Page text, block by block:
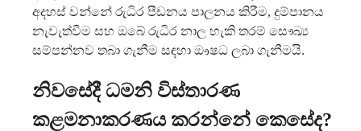
අදහස් වන්නේ රුධිර පීඩනය පාලනය කිරීම, දුම්පානය
නැවැත්වීම සහ ඔබේ රුධිර නාල හැකි තරම් සෞඛ්‍ය
සම්පන්නව තබා ගැනීම සඳහා ඖෂධ ලබා ගැනීමයි.
නිවසේදී ධමනි විස්තාරණ
කළමනාකරණය කරන්නේ කෙසේද?